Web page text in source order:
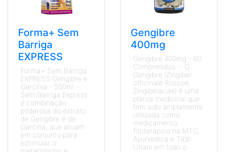
Forma+ Sem
Barriga
EXPRESS
Forma+ Sem Barriga
EXPRESS Gengibre e
Garcínia - 500ml -
Sem Barriga Express
é combinação
poderosa do extrato
de Gengibre e de
Garcina, que atuam
em conjunto para
estimular o
Gengibre
400mg
Gengibre 400mg - 60
Comprimidos - O
Gengibre (Zingiber
officinale Roscoe,
Zingiberacae) é uma
planta medicinal que
tem sido amplamente
utilizada como
medicamento
fitoterápico na MTC,
Ayurvedica e Tibb-
Unani em todo o